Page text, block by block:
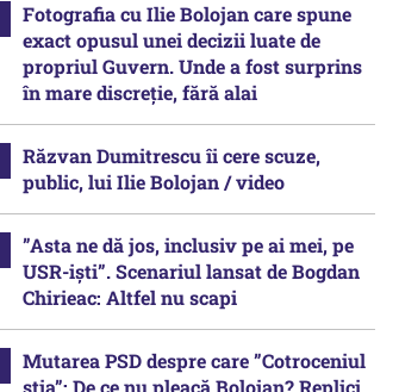
Fotografia cu Ilie Bolojan care spune
exact opusul unei decizii luate de
propriul Guvern. Unde a fost surprins
în mare discreție, fără alai
Răzvan Dumitrescu îi cere scuze,
public, lui Ilie Bolojan / video
”Asta ne dă jos, inclusiv pe ai mei, pe
USR-iști”. Scenariul lansat de Bogdan
Chirieac: Altfel nu scapi
Mutarea PSD despre care ”Cotroceniul
știa”: De ce nu pleacă Bolojan? Replici